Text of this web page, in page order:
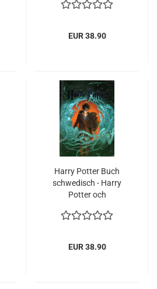
EUR 38.90
Harry Potter Buch
schwedisch - Harry
Potter och
Rowling
EUR 38.90